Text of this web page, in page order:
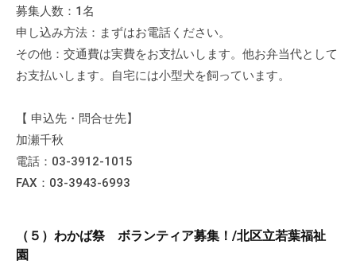
募集人数：1名
申し込み方法：まずはお電話ください。
その他：交通費は実費をお支払いします。他お弁当代として
お支払いします。自宅には小型犬を飼っています。
【 申込先・問合せ先】
加瀬千秋
電話：03-3912-1015
FAX：03-3943-6993
（５）わかば祭 ボランティア募集！/北区立若葉福祉
園